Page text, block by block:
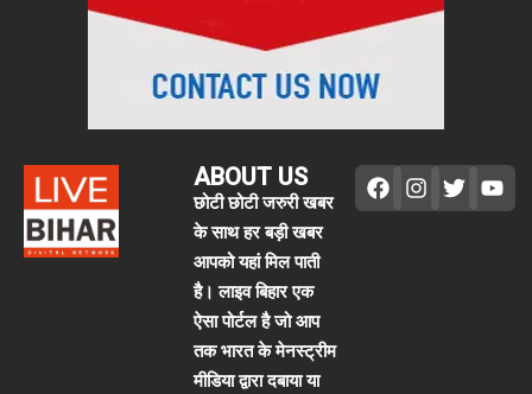
ABOUT US
छोटी छोटी जरुरी खबर
के साथ हर बड़ी खबर
आपको यहां मिल पाती
है। लाइव बिहार एक
ऐसा पोर्टल है जो आप
तक भारत के मेनस्ट्रीम
मीडिया द्वारा दबाया या